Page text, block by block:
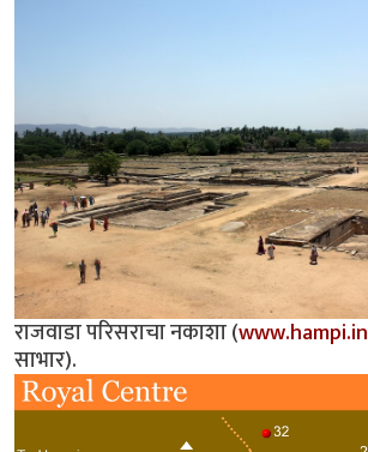
राजवाडा परिसराचा नकाशा (www.hampi.in
साभार).